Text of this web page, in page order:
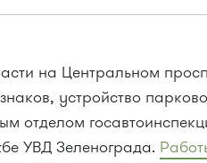
на Центральном
устройство
отделом
УВД Зеленограда.